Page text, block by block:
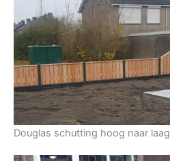
Douglas schutting hoog naar laag